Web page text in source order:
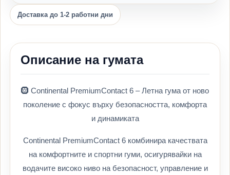
Доставка до 1-2 работни дни
Описание на гумата
🛞 Continental PremiumContact 6 – Летна гума от ново
поколение с фокус върху безопасността, комфорта
и динамиката
Continental PremiumContact 6 комбинира качествата
на комфортните и спортни гуми, осигурявайки на
водачите високо ниво на безопасност, управление и